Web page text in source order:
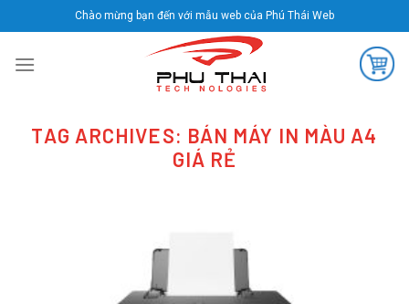
to
content
Chào mừng bạn đến với mẫu web của Phú Thái Web
TAG ARCHIVES: BÁN MÁY IN MÀU A4
GIÁ RẺ